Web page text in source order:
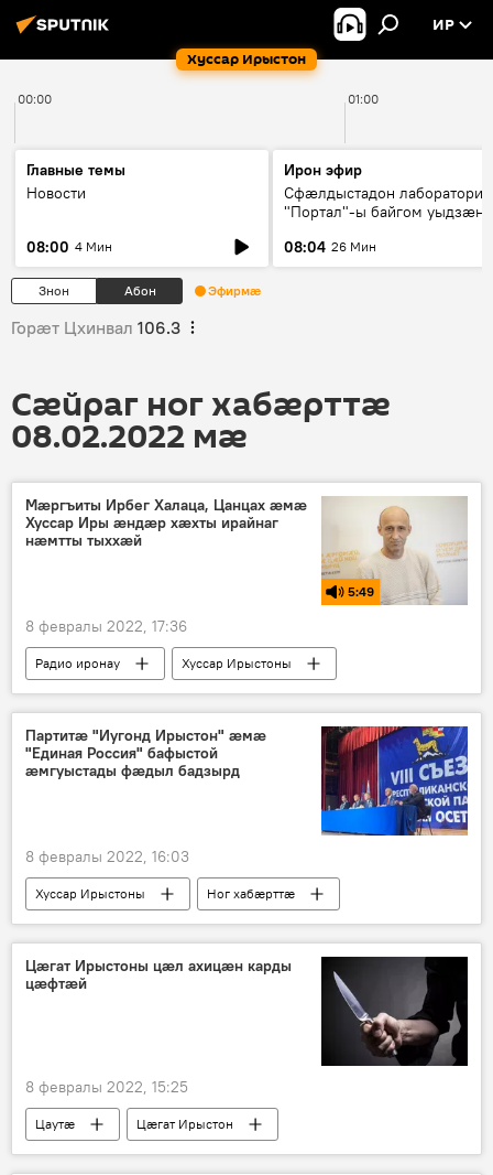
Хуссар Ирыстон
ИР
00:00 01:00
Главные темы
Новости
08:00 4 Мин
Ирон эфир
Сфæлдыстадон лаборатори
"Портал"-ы байгом уыдзæн
Æхсары куыстыты равдыст
08:04 26 Мин
Знон Абон Эфирмæ
Горӕт Цхинвал 106.3
Сӕйраг ног хабӕрттӕ
08.02.2022 мӕ
Мӕргъиты Ирбег Халаца, Цанцах æмæ
Хуссар Иры æндæр хæхты ирайнаг
нæмтты тыххæй
5:49
8 февралы 2022, 17:36
Радио иронау Хуссар Ирыстоны
Партитӕ "Иугонд Ирыстон" ӕмӕ
"Единая Россия" бафыстой
ӕмгуыстады фӕдыл бадзырд
8 февралы 2022, 16:03
Хуссар Ирыстоны
Ног хабӕрттӕ
Политикӕ
Уӕрӕсейы
Цӕгат Ирыстоны цӕл ахицӕн карды
цӕфтӕй
8 февралы 2022, 15:25
Цаутӕ
Цӕгат Ирыстон
Ног хабӕрттӕ